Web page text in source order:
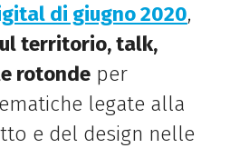
di giugno 2020,
territorio, talk,
rotondeper
legate alla
e del design nelle